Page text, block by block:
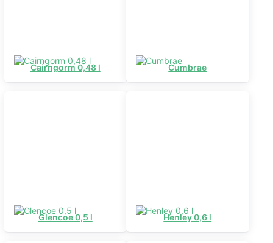
Cairngorm 0,48 l Cumbrae
Glencoe 0,5 l Henley 0,6 l